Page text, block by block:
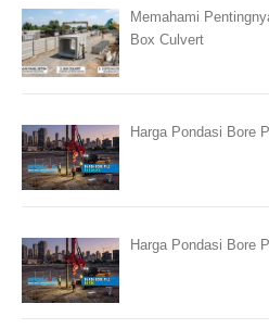
Memahami
Box Culvert
Harga Pondasi Bore
Harga Pondasi Bore